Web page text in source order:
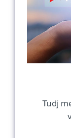
Tudj